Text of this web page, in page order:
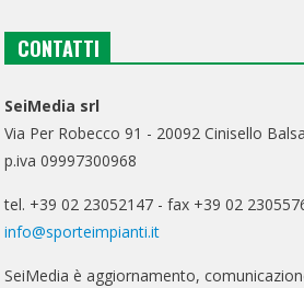
CONTATTI
SeiMedia srl
Via Per Robecco 91 - 20092 Cinisello
p.iva 09997300968
tel. +39 02 23052147 - fax +39 02
info@sporteimpianti.it
SeiMedia è aggiornamento,